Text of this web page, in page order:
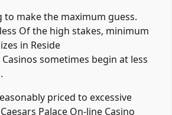
to make the maximum guess.
Of the high stakes, minimum
in Reside
sometimes begin at less
priced to excessive
Palace On-line Casino